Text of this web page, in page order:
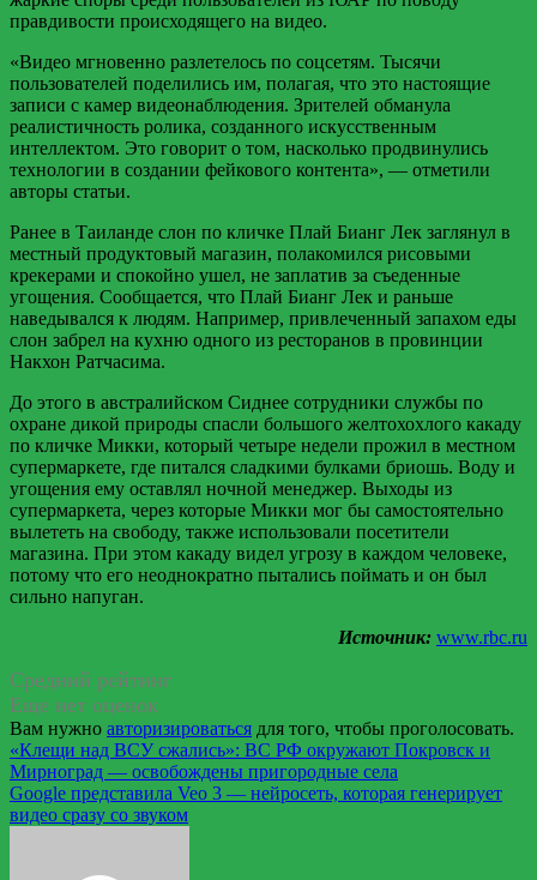
правдивости происходящего на видео.
«Видео мгновенно разлетелось по соцсетям. Тысячи
пользователей поделились им, полагая, что это настоящие
записи с камер видеонаблюдения. Зрителей обманула
реалистичность ролика, созданного искусственным
интеллектом. Это говорит о том, насколько продвинулись
технологии в создании фейкового контента», — отметили
авторы статьи.
Ранее в Таиланде слон по кличке Плай Бианг Лек заглянул в
местный продуктовый магазин, полакомился рисовыми
крекерами и спокойно ушел, не заплатив за съеденные
угощения. Сообщается, что Плай Бианг Лек и раньше
наведывался к людям. Например, привлеченный запахом еды
слон забрел на кухню одного из ресторанов в провинции
Накхон Ратчасима.
До этого в австралийском Сиднее сотрудники службы по
охране дикой природы спасли большого желтохохлого какаду
по кличке Микки, который четыре недели прожил в местном
супермаркете, где питался сладкими булками бриошь. Воду и
угощения ему оставлял ночной менеджер. Выходы из
супермаркета, через которые Микки мог бы самостоятельно
вылететь на свободу, также использовали посетители
магазина. При этом какаду видел угрозу в каждом человеке,
потому что его неоднократно пытались поймать и он был
сильно напуган.
Источник: www.rbc.ru
Средний рейтинг
Еще нет оценок
Вам нужно авторизироваться для того, чтобы проголосовать.
Навигация
по
записям
«Клещи над ВСУ сжались»: ВС РФ окружают Покровск и
Мирноград — освобождены пригородные села
Google представила Veo 3 — нейросеть, которая генерирует
видео сразу со звуком